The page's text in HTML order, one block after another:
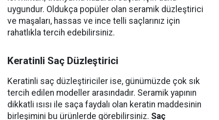
uygundur. Oldukça popüler olan seramik düzleştirici
ve maşaları, hassas ve ince telli saçlarınız için
rahatlıkla tercih edebilirsiniz.
Keratinli Saç Düzleştirici
Keratinli saç düzleştiriciler ise, günümüzde çok sık
tercih edilen modeller arasındadır. Seramik yapının
dikkatli ısısı ile saça faydalı olan keratin maddesinin
birleşimini bu ürünlerde görebilirsiniz. Saç